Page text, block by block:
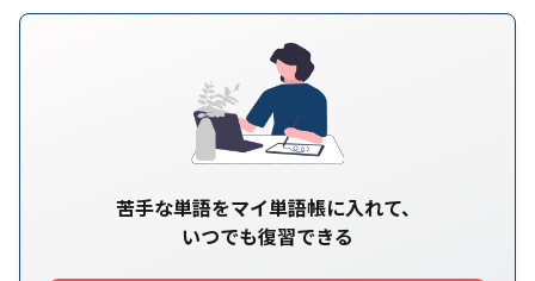
苦手な単語をマイ単語帳に入れて、
いつでも復習できる